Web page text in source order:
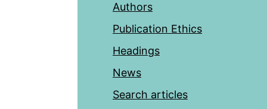
Authors
Publication Ethics
Headings
News
Search articles